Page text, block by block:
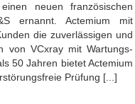
neuen französischen
ernannt. Actemium mit
die zuverlässigen und
von VCxray mit Wartungs-
50 Jahren bietet Actemium
Prüfung [...]